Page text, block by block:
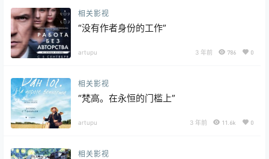
相关影视
“没有作者身份的工作”
artupu 3 年前 786 0
相关影视
“梵高。在永恒的门槛上”
artupu 3 年前 11.6k 0
相关影视